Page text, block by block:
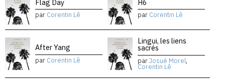
Flag Day
par Corentin Lê
H6
par Corentin Lê
After Yang
par Corentin Lê
Lingui, les liens
sacrés
parJosué Morel,
Corentin Lê